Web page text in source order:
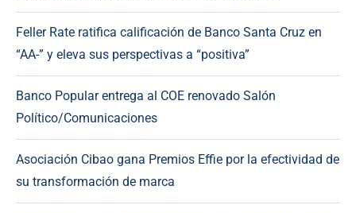
Feller Rate ratifica calificación de Banco Santa Cruz en
“AA-” y eleva sus perspectivas a “positiva”
Banco Popular entrega al COE renovado Salón
Político/Comunicaciones
Asociación Cibao gana Premios Effie por la efectividad de
su transformación de marca